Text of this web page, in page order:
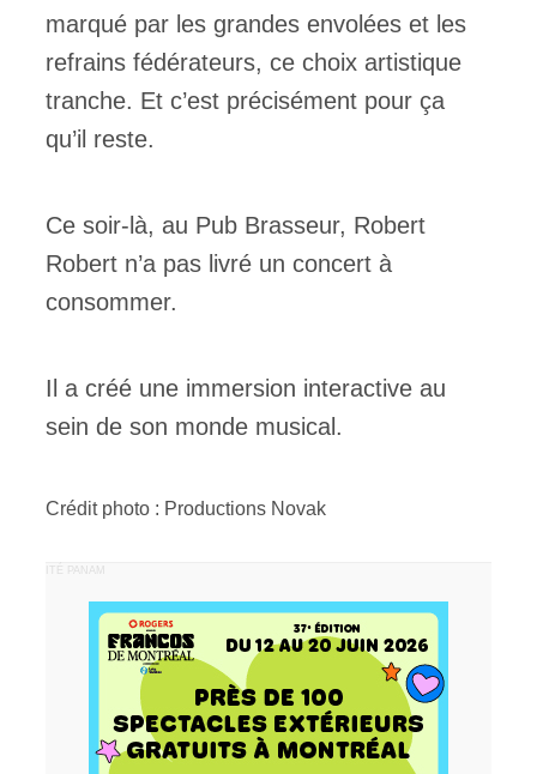
marqué par les grandes envolées et les
refrains fédérateurs, ce choix artistique
tranche. Et c’est précisément pour ça
qu’il reste.
Ce soir-là, au Pub Brasseur, Robert
Robert n’a pas livré un concert à
consommer.
Il a créé une immersion interactive au
sein de son monde musical.
Crédit photo : Productions Novak
PUBLICITÉ PANAM